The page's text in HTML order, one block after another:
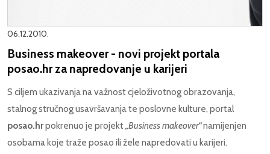
06.12.2010.
Business makeover - novi projekt portala
posao.hr za napredovanje u karijeri
S ciljem ukazivanja na važnost cjeloživotnog obrazovanja,
stalnog stručnog usavršavanja te poslovne kulture, portal
posao.hrpokrenuo je projekt„Business makeover“namijenjen
osobama koje traže posao ili žele napredovati u karijeri.